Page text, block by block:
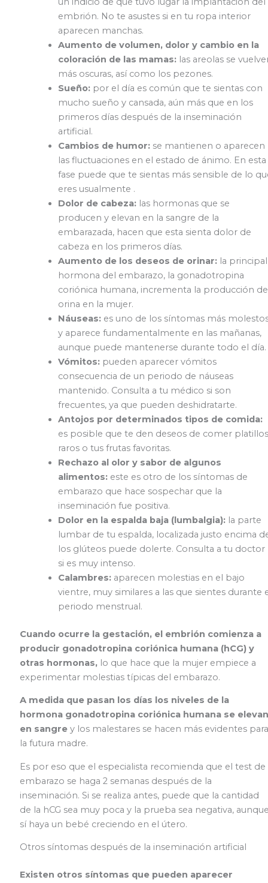
embrión. No te asustes si en tu ropa interior
aparecen manchas.
Aumento de volumen, dolor y cambio en la
coloración de las mamas:las areolas se
más oscuras, así como los pezones.
Sueño:por el día es común que te sientas con
mucho sueño y cansada, aún más que en los
primeros días después de la inseminación
artificial.
Cambios de humor:se mantienen o aparecen
las fluctuaciones en el estado de ánimo. En esta
fase puede que te sientas más sensible de lo
eres usualmente .
Dolor de cabeza:las hormonas que se
producen y elevan en la sangre de la
embarazada, hacen que esta sienta dolor de
cabeza en los primeros días.
Aumento de los deseos de orinar:la principal
hormona del embarazo, la gonadotropina
coriónica humana, incrementa la producción de
orina en la mujer.
Náuseas:es uno de los síntomas más
y aparece fundamentalmente en las mañanas,
aunque puede mantenerse durante todo el día.
Vómitos:pueden aparecer vómitos
consecuencia de un periodo de náuseas
mantenido. Consulta a tu médico si son
frecuentes, ya que pueden deshidratarte.
Antojos por determinados tipos de comida:
es posible que te den deseos de comer platillos
raros o tus frutas favoritas.
Rechazo al olor y sabor de algunos
alimentos:este es otro de los síntomas de
embarazo que hace sospechar que la
inseminación fue positiva.
Dolor en la espalda baja (lumbalgia):la parte
lumbar de tu espalda, localizada justo encima
los glúteos puede dolerte. Consulta a tu doctor
si es muy intenso.
Calambres:aparecen molestias en el bajo
vientre, muy similares a las que sientes durante
periodo menstrual.
Cuando ocurre la gestación, el embrión comienza a
producir gonadotropina coriónica humana (hCG) y
otras hormonas,lo que hace que la mujer empiece a
experimentar molestias típicas del embarazo.
A medida que pasan los días los niveles de la
hormona gonadotropina coriónica humana se elevan
en sangrey los malestares se hacen más evidentes para
la futura madre.
Es por eso que el especialista recomienda que el test de
embarazo se haga 2 semanas después de la
inseminación. Si se realiza antes, puede que la cantidad
de la hCG sea muy poca y la prueba sea negativa,
sí haya un bebé creciendo en el útero.
Otros síntomas después de la inseminación artificial
Existen otros síntomas que pueden aparecer